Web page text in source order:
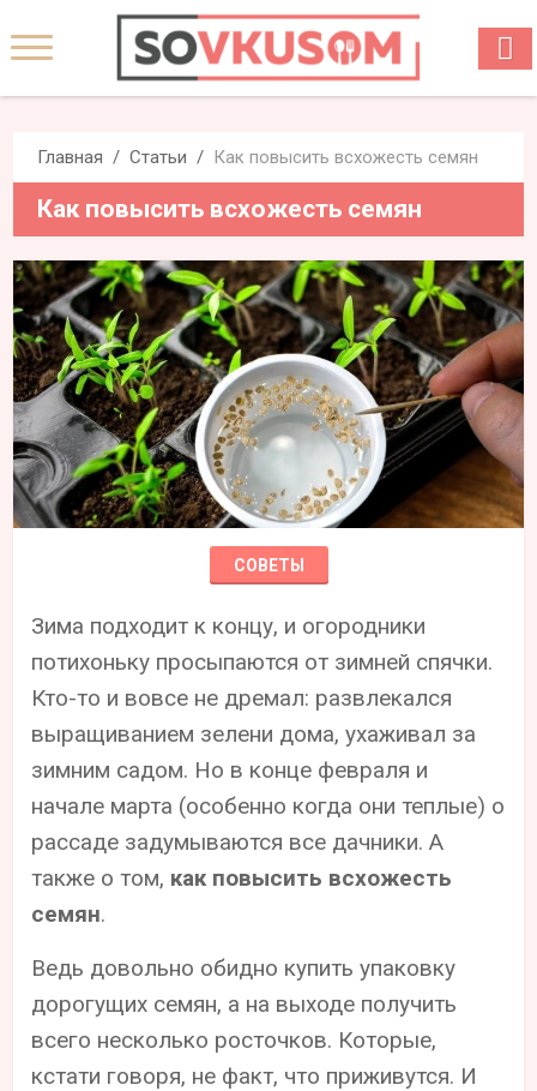
Главная Статьи Как повысить всхожесть семян
Как повысить всхожесть семян
СОВЕТЫ
Зима подходит к концу, и огородники
потихоньку просыпаются от зимней спячки.
Кто-то и вовсе не дремал: развлекался
выращиванием зелени дома, ухаживал за
зимним садом. Но в конце февраля и
начале марта (особенно когда они теплые) о
рассаде задумываются все дачники. А
также о том, как повысить всхожесть
семян.
Ведь довольно обидно купить упаковку
дорогущих семян, а на выходе получить
всего несколько росточков. Которые,
кстати говоря, не факт, что приживутся. И